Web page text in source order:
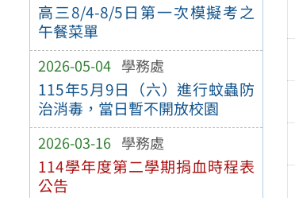
高三8/4-8/5日第一次模擬考之
午餐菜單
2026-05-04 學務處
115年5月9日（六）進行蚊蟲防
治消毒，當日暫不開放校園
2026-03-16 學務處
114學年度第二學期捐血時程表
公告